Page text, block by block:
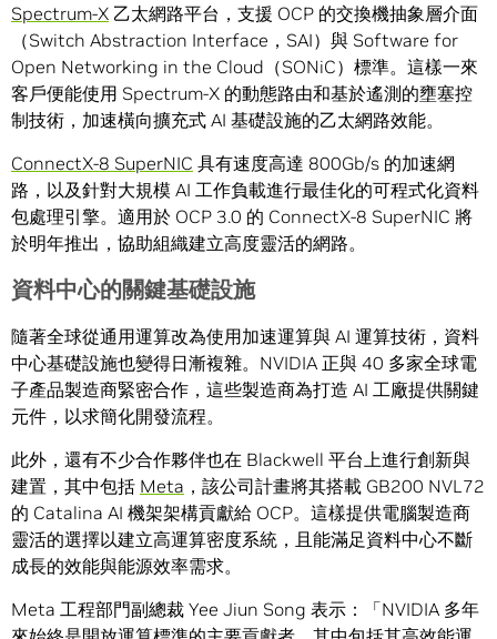
Spectrum-X 乙太網路平台，支援 OCP 的交換機抽象層介面
（Switch Abstraction Interface，SAI）與 Software for
Open Networking in the Cloud（SONiC）標準。這樣一來
客戶便能使用 Spectrum-X 的動態路由和基於遙測的壅塞控
制技術，加速橫向擴充式 AI 基礎設施的乙太網路效能。
ConnectX-8 SuperNIC 具有速度高達 800Gb/s 的加速網
路，以及針對大規模 AI 工作負載進行最佳化的可程式化資料
包處理引擎。適用於 OCP 3.0 的 ConnectX-8 SuperNIC 將
於明年推出，協助組織建立高度靈活的網路。
資料中心的關鍵基礎設施
隨著全球從通用運算改為使用加速運算與 AI 運算技術，資料
中心基礎設施也變得日漸複雜。NVIDIA 正與 40 多家全球電
子產品製造商緊密合作，這些製造商為打造 AI 工廠提供關鍵
元件，以求簡化開發流程。
此外，還有不少合作夥伴也在 Blackwell 平台上進行創新與
建置，其中包括 Meta ，該公司計畫將其搭載 GB200 NVL72
的 Catalina AI 機架架構貢獻給 OCP。這樣提供電腦製造商
靈活的選擇以建立高運算密度系統，且能滿足資料中心不斷
成長的效能與能源效率需求。
Meta 工程部門副總裁 Yee Jiun Song 表示：「NVIDIA 多年